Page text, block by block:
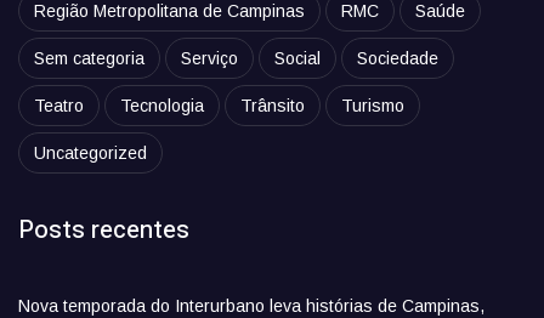
Região Metropolitana de Campinas RMC Saúde
Sem categoria Serviço Social Sociedade
Teatro Tecnologia Trânsito Turismo
Uncategorized
Posts recentes
Nova temporada do Interurbano leva histórias de Campinas,